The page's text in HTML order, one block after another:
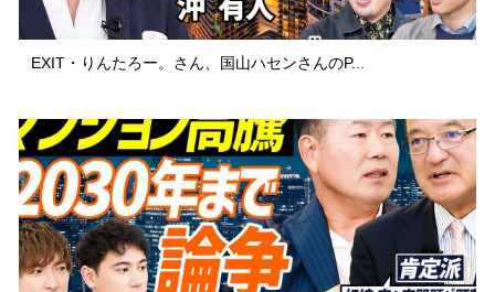
EXIT・りんたろー。さん、国山ハセンさんのP...